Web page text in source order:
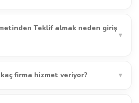
Teklif almak neden giriş
▾
kaç firma hizmet veriyor? ▾